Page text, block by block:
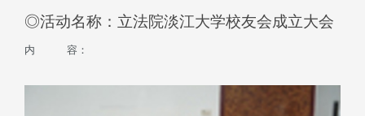
◎活动名称：立法院淡江大学校友会成立大会
内 容：